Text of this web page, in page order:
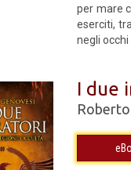
per mare
eserciti,
negli occhi
I due